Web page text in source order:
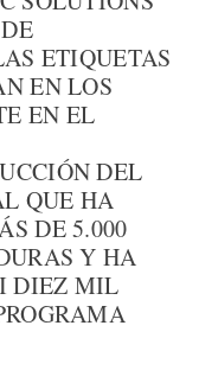
ETIQUETAS
EN LOS
EN EL
DEL
QUE HA
DE 5.000
Y HA
DIEZ MIL